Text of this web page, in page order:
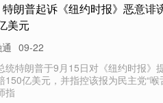
特朗普起诉《纽约时报》恶意诽
美元
09-22
特朗普于9月15日对《纽约时报》
150亿美元，并指控该报为民主党“
指